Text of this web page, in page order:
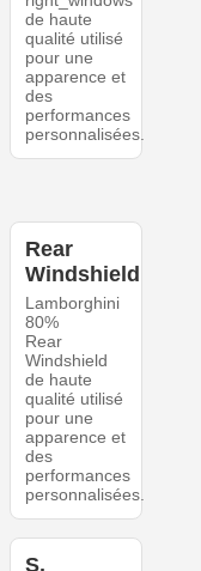
de haute
qualité utilisé
pour une
apparence et
des
performances
personnalisées.
Rear
Windshield
Lamborghini
80%
Rear
Windshield
de haute
qualité utilisé
pour une
apparence et
des
performances
personnalisées.
S.